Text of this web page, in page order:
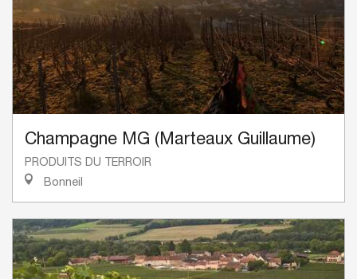
Champagne MG (Marteaux Guillaume)
PRODUITS DU TERROIR
Bonneil